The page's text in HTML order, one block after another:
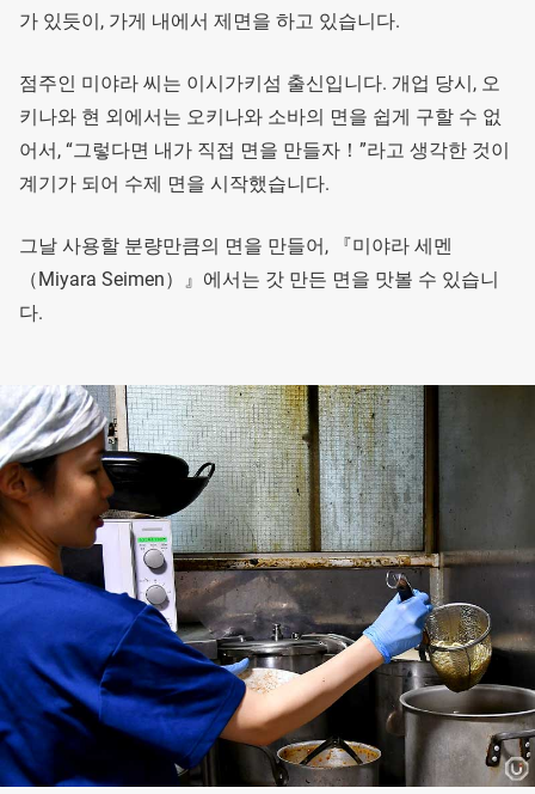
가 있듯이, 가게 내에서 제면을 하고 있습니다.
점주인 미야라 씨는 이시가키섬 출신입니다. 개업 당시, 오
키나와 현 외에서는 오키나와 소바의 면을 쉽게 구할 수 없
어서, “그렇다면 내가 직접 면을 만들자！”라고 생각한 것이
계기가 되어 수제 면을 시작했습니다.
그날 사용할 분량만큼의 면을 만들어, 『미야라 세멘
（Miyara Seimen）』에서는 갓 만든 면을 맛볼 수 있습니
다.